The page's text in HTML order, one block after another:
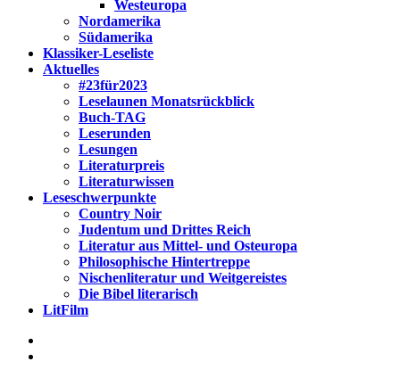
Westeuropa
Nordamerika
Südamerika
Klassiker-Leseliste
Aktuelles
#23für2023
Leselaunen Monatsrückblick
Buch-TAG
Leserunden
Lesungen
Literaturpreis
Literaturwissen
Leseschwerpunkte
Country Noir
Judentum und Drittes Reich
Literatur aus Mittel- und Osteuropa
Philosophische Hintertreppe
Nischenliteratur und Weitgereistes
Die Bibel literarisch
LitFilm